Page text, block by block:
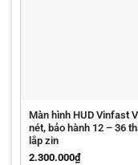
Màn hình HUD Vinfast
nét, bảo hành 12 – 36
lắp zin
2.300.000₫